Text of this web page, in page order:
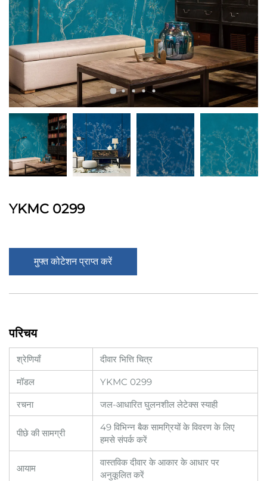
YKMC 0299
मुफ्त कोटेशन प्राप्त करें
परिचय
श्रेणियाँ
दीवार भित्ति चित्र
मॉडल
YKMC 0299
रचना
जल-आधारित घुलनशील लेटेक्स स्याही
पीछे की सामग्री
49 विभिन्न बैक सामग्रियों के विवरण के लिए
हमसे संपर्क करें
आयाम
वास्तविक दीवार के आकार के आधार पर
अनुकूलित करें